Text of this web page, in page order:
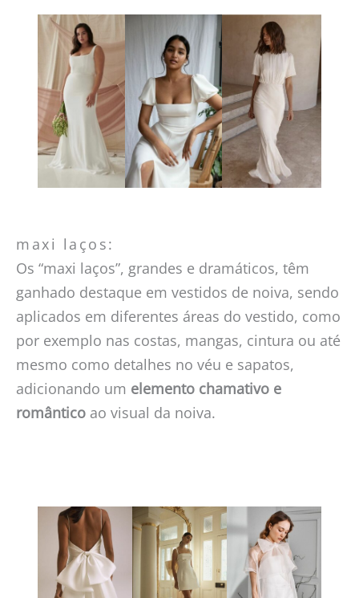
maxi laços:
Os “maxi laços”, grandes e dramáticos, têm
ganhado destaque em vestidos de noiva, sendo
aplicados em diferentes áreas do vestido, como
por exemplo nas costas, mangas, cintura ou até
mesmo como detalhes no véu e sapatos,
adicionando um elemento chamativo e
romântico ao visual da noiva.